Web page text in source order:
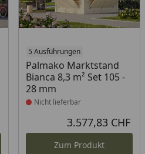
5 Ausführungen
Palmako Marktstand
Bianca 8,3 m² Set 105 -
28 mm
Produkt nicht lieferbar
Nicht lieferbar
3.577,83 CHF
Zum Produkt